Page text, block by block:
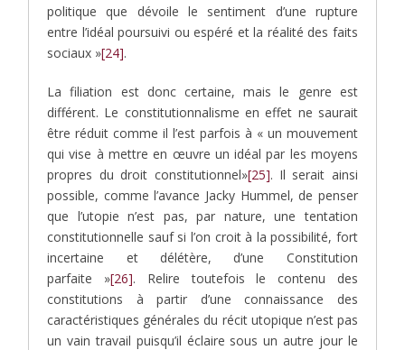
politique que dévoile le sentiment d’une rupture
entre l’idéal poursuivi ou espéré et la réalité des faits
sociaux »[24].
La filiation est donc certaine, mais le genre est
différent. Le constitutionnalisme en effet ne saurait
être réduit comme il l’est parfois à « un mouvement
qui vise à mettre en œuvre un idéal par les moyens
propres du droit constitutionnel»[25]. Il serait ainsi
possible, comme l’avance Jacky Hummel, de penser
que l’utopie n’est pas, par nature, une tentation
constitutionnelle sauf si l’on croit à la possibilité, fort
incertaine et délétère, d’une Constitution
parfaite »[26]. Relire toutefois le contenu des
constitutions à partir d’une connaissance des
caractéristiques générales du récit utopique n’est pas
un vain travail puisqu’il éclaire sous un autre jour le